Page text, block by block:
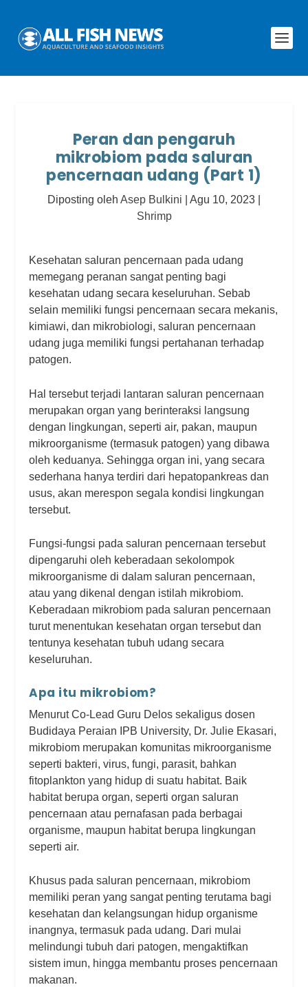
Peran dan pengaruh
mikrobiom pada saluran
pencernaan udang (Part 1)
Diposting oleh Asep Bulkini Agu 10, 2023
Shrimp
Kesehatan saluran pencernaan pada udang
memegang peranan sangat penting bagi
kesehatan udang secara keseluruhan. Sebab
selain memiliki fungsi pencernaan secara mekanis,
kimiawi, dan mikrobiologi, saluran pencernaan
udang juga memiliki fungsi pertahanan terhadap
patogen.
Hal tersebut terjadi lantaran saluran pencernaan
merupakan organ yang berinteraksi langsung
dengan lingkungan, seperti air, pakan, maupun
mikroorganisme (termasuk patogen) yang dibawa
oleh keduanya. Sehingga organ ini, yang secara
sederhana hanya terdiri dari hepatopankreas dan
usus, akan merespon segala kondisi lingkungan
tersebut.
Fungsi-fungsi pada saluran pencernaan tersebut
dipengaruhi oleh keberadaan sekolompok
mikroorganisme di dalam saluran pencernaan,
atau yang dikenal dengan istilah mikrobiom.
Keberadaan mikrobiom pada saluran pencernaan
turut menentukan kesehatan organ tersebut dan
tentunya kesehatan tubuh udang secara
keseluruhan.
Apa itu mikrobiom?
Menurut Co-Lead Guru Delos sekaligus dosen
Budidaya Peraian IPB University, Dr. Julie Ekasari,
mikrobiom merupakan komunitas mikroorganisme
seperti bakteri, virus, fungi, parasit, bahkan
fitoplankton yang hidup di suatu habitat. Baik
habitat berupa organ, seperti organ saluran
pencernaan atau pernafasan pada berbagai
organisme, maupun habitat berupa lingkungan
seperti air.
Khusus pada saluran pencernaan, mikrobiom
memiliki peran yang sangat penting terutama bagi
kesehatan dan kelangsungan hidup organisme
inangnya, termasuk pada udang. Dari mulai
melindungi tubuh dari patogen, mengaktifkan
sistem imun, hingga membantu proses pencernaan
makanan.